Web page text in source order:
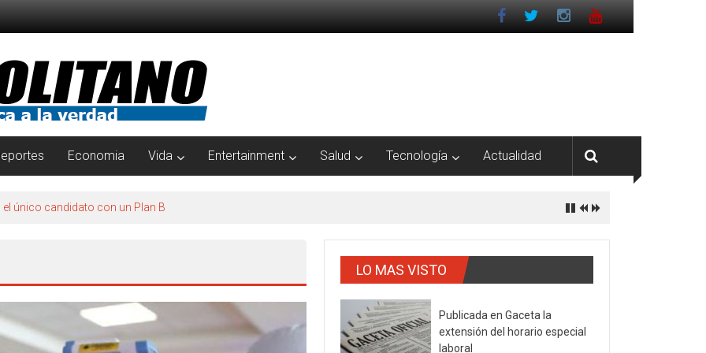
Economia Vida Entertainment Salud Tecnología Actualidad
el único candidato con un Plan B
LO MAS VISTO
Publicada en Gaceta la
extensión del horario especial
laboral